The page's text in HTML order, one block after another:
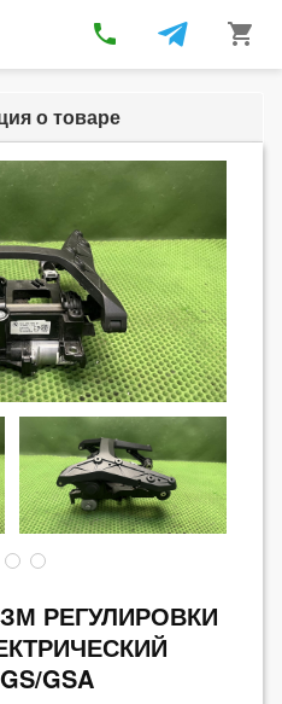
phone shopping_cart
о товаре
РЕГУЛИРОВКИ
GSA